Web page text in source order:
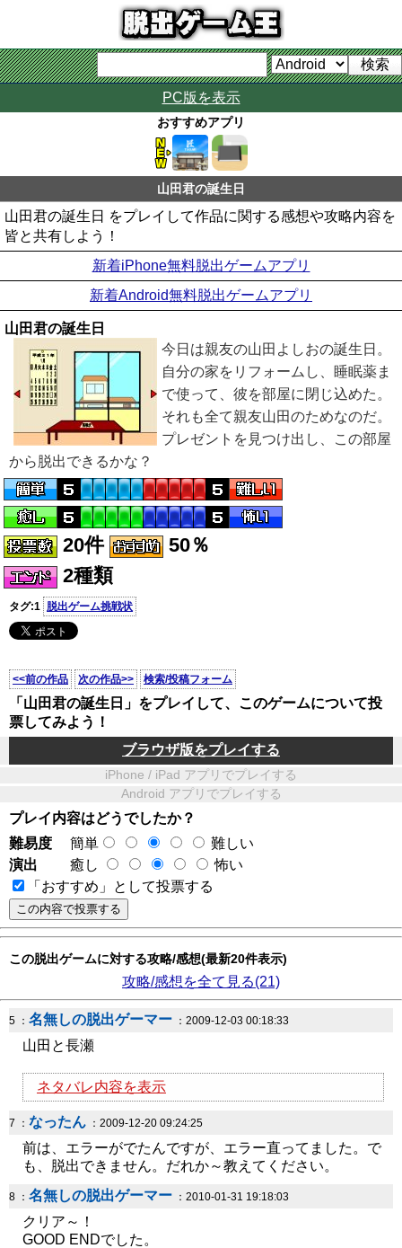
PC版を表示
おすすめアプリ
山田君の誕生日
山田君の誕生日 をプレイして作品に関する感想や攻略内容を
皆と共有しよう！
新着iPhone無料脱出ゲームアプリ
新着Android無料脱出ゲームアプリ
山田君の誕生日
今日は親友の山田よしおの誕生日。
自分の家をリフォームし、睡眠薬ま
で使って、彼を部屋に閉じ込めた。
それも全て親友山田のためなのだ。
プレゼントを見つけ出し、この部屋
から脱出できるかな？
20件
50％
2種類
タグ:1 脱出ゲーム挑戦状
<<前の作品 次の作品>> 検索/投稿フォーム
「山田君の誕生日」をプレイして、このゲームについて投
票してみよう！
ブラウザ版をプレイする
iPhone / iPad アプリでプレイする
Android アプリでプレイする
プレイ内容はどうでしたか？
難易度
簡単
難しい
演出
癒し
怖い
「おすすめ」として投票する
この脱出ゲームに対する攻略/感想(最新20件表示)
攻略/感想を全て見る(21)
5 ： 名無しの脱出ゲーマー ：2009-12-03 00:18:33
山田と長瀬
ネタバレ内容を表示
7 ： なったん ：2009-12-20 09:24:25
前は、エラーがでたんですが、エラー直ってました。で
も、脱出できません。だれか～教えてください。
8 ： 名無しの脱出ゲーマー ：2010-01-31 19:18:03
クリア～！
GOOD ENDでした。